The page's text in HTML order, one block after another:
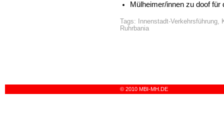
Mülheimer/innen zu doof
Tags: Innenstadt-Verkehrsführung,
Ruhrbania
© 2010 MBI-MH.DE